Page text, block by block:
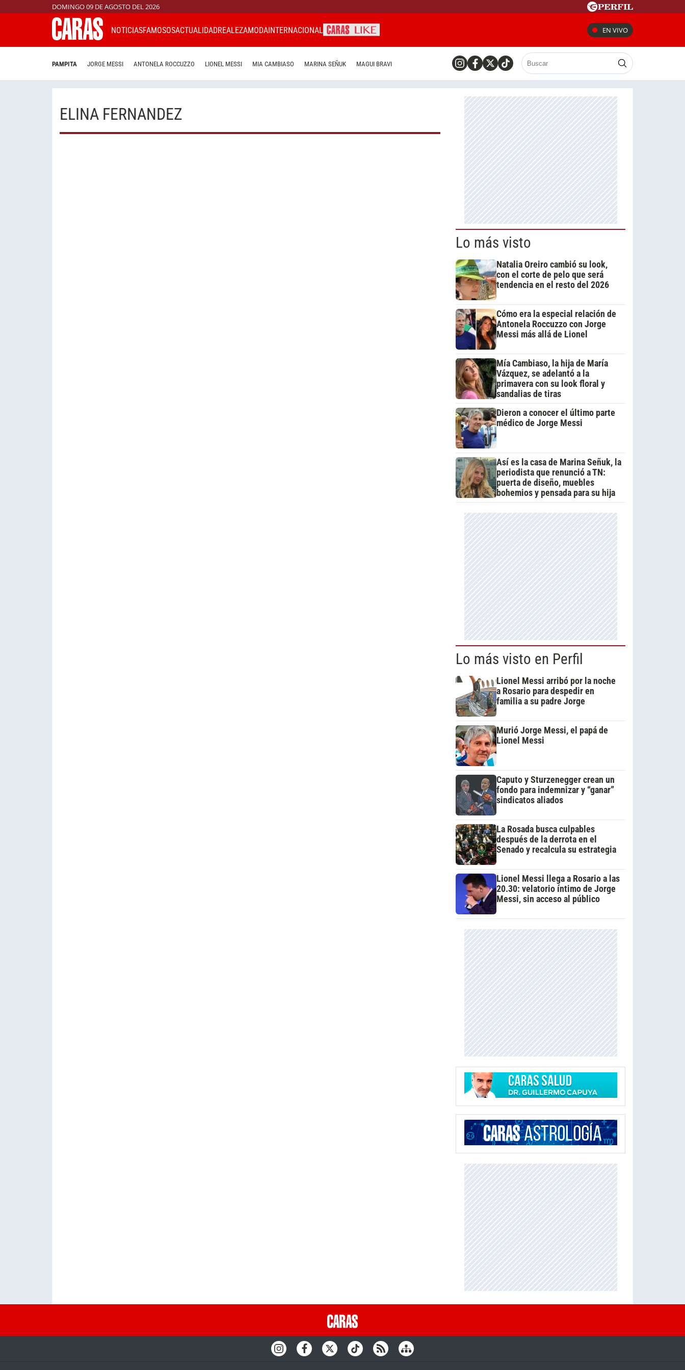
DOMINGO 09 DE AGOSTO DEL 2026
NOTICIASFAMOSOSACTUALIDADREALEZAMODAINTERNACIONAL EN VIVO
PAMPITA JORGE MESSI ANTONELA ROCCUZZO LIONEL MESSI MIA CAMBIASO MARINA SEÑUK MAGUI BRAVI
ELINA FERNANDEZ
Lo más visto
Natalia Oreiro cambió su look,
con el corte de pelo que será
tendencia en el resto del 2026
Cómo era la especial relación de
Antonela Roccuzzo con Jorge
Messi más allá de Lionel
Mía Cambiaso, la hija de María
Vázquez, se adelantó a la
primavera con su look floral y
sandalias de tiras
Dieron a conocer el último parte
médico de Jorge Messi
Así es la casa de Marina Señuk, la
periodista que renunció a TN:
puerta de diseño, muebles
bohemios y pensada para su hija
Lo más visto en Perfil
Lionel Messi arribó por la noche
a Rosario para despedir en
familia a su padre Jorge
Murió Jorge Messi, el papá de
Lionel Messi
Caputo y Sturzenegger crean un
fondo para indemnizar y “ganar”
sindicatos aliados
La Rosada busca culpables
después de la derrota en el
Senado y recalcula su estrategia
Lionel Messi llega a Rosario a las
20.30: velatorio íntimo de Jorge
Messi, sin acceso al público